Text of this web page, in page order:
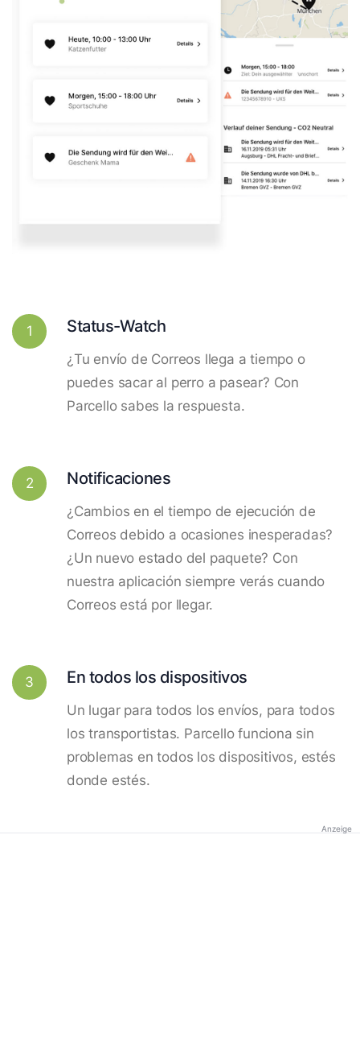
1 Status-Watch
¿Tu envío de Correos llega a tiempo o
puedes sacar al perro a pasear? Con
Parcello sabes la respuesta.
2 Notificaciones
¿Cambios en el tiempo de ejecución de
Correos debido a ocasiones inesperadas?
¿Un nuevo estado del paquete? Con
nuestra aplicación siempre verás cuando
Correos está por llegar.
3 En todos los dispositivos
Un lugar para todos los envíos, para todos
los transportistas. Parcello funciona sin
problemas en todos los dispositivos, estés
donde estés.
Anzeige